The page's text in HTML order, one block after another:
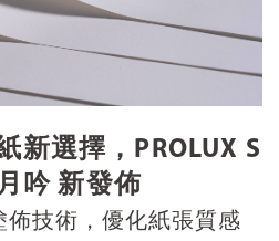
新選擇，PROLUX S
吟 新發佈
技術，優化紙張質感